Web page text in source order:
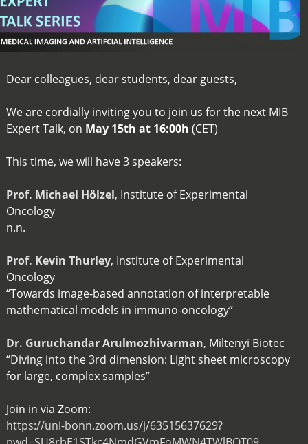
Dear colleagues, dear students, dear guests,
We are cordially inviting you to join us for the next MIB
Expert Talk, on May 15th at 16:00h (CET)
This time, we will have 3 speakers:
Prof. Michael Hölzel, Institute of Experimental
Oncology
n.n.
Prof. Kevin Thurley, Institute of Experimental
Oncology
“Towards image-based annotation of interpretable
mathematical models in immuno-oncology”
Dr. Guruchandar Arulmozhivarman, Miltenyi Biotec
“Diving into the 3rd dimension: Light sheet microscopy
for large, complex samples”
Join in via Zoom:
https://uni-bonn.zoom.us/j/63515637629?